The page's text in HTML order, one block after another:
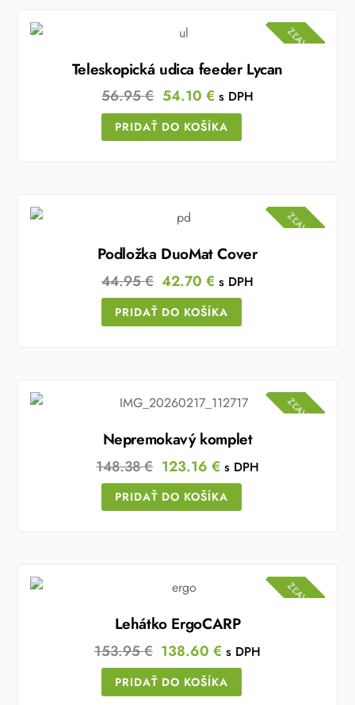
ZĽAVA!
Teleskopická udica feeder Lycan
56.95€ Original
price
was:
54.10 €Current
price
is:
s DPH
PRIDAŤ DO KOŠÍKA
ZĽAVA!
Podložka DuoMat Cover
44.95€ Original
price
was:
42.70€ Current
price
is:
s DPH
PRIDAŤ DO KOŠÍKA
ZĽAVA!
Nepremokavý komplet
148.38€ Original
price
was:
123.16 €Current
price
is:
s DPH
PRIDAŤ DO KOŠÍKA
ZĽAVA!
Lehátko ErgoCARP
153.95€ Original
price
was:
138.60€ Current
price
is:
s DPH
PRIDAŤ DO KOŠÍKA